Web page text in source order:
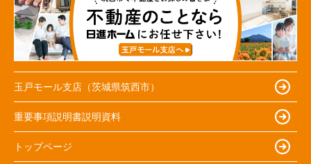
玉戸モール支店（茨城県筑西市）
重要事項説明書説明資料
トップページ